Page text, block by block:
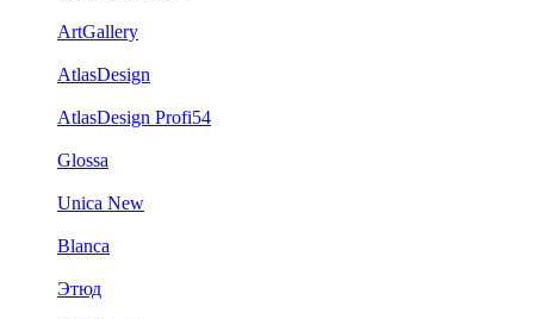
ArtGallery
AtlasDesign
AtlasDesign Profi54
Glossa
Unica New
Blanca
Этюд